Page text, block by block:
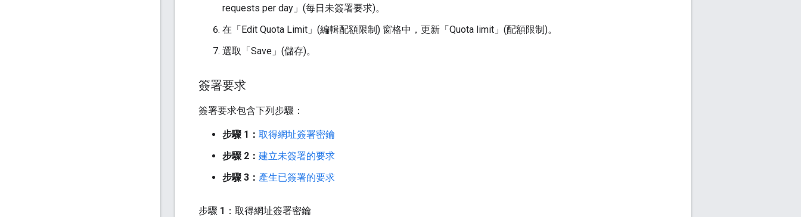
requests per day」(每日未簽署要求)。
在「Edit Quota Limit」(編輯配額限制) 窗格中，更新「Quota limit」(配額限制)。
選取「Save」(儲存)。
簽署要求
簽署要求包含下列步驟：
步驟 1： 取得網址簽署密鑰
步驟 2： 建立未簽署的要求
步驟 3： 產生已簽署的要求
步驟 1：取得網址簽署密鑰